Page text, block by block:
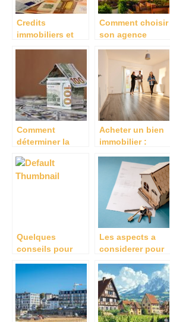
Credits
immobiliers et
Comment choisir
son agence
Comment
déterminer la
d’un logement ?
Acheter un bien
immobilier :
réussir l’achat de
sa maison ou de
son appartement
Quelques
conseils pour
d’un bien
immobilier
Les aspects a
considerer pour
d’un bien
immobilier